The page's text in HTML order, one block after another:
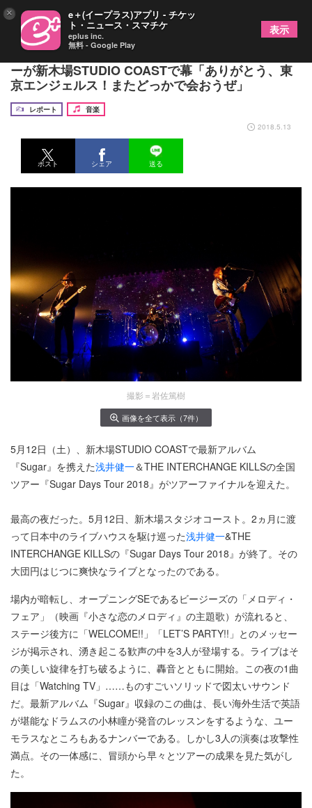
浅井健一＆THE INTERCHANGE KILLS、全国ツア
ーが新木場STUDIO COASTで幕「ありがとう、東
京エンジェルス！またどっかで会おうぜ」
レポート
音楽
2018.5.13
ポスト シェア 送る
撮影＝岩佐篤樹
画像を全て表示（7件）
5月12日（土）、新木場STUDIO COASTで最新アルバム
『Sugar』を携えた浅井健一＆THE INTERCHANGE KILLSの全国
ツアー『Sugar Days Tour 2018』がツアーファイナルを迎えた。
最高の夜だった。5月12日、新木場スタジオコースト。2ヵ月に渡
って日本中のライブハウスを駆け巡った浅井健一&THE
INTERCHANGE KILLSの『Sugar Days Tour 2018』が終了。その
大団円はじつに爽快なライブとなったのである。
場内が暗転し、オープニングSEであるビージーズの「メロディ・
フェア」（映画『小さな恋のメロディ』の主題歌）が流れると、
ステージ後方に「WELCOME!!」「LET’S PARTY!!」とのメッセー
ジが掲示され、湧き起こる歓声の中を3人が登場する。ライブはそ
の美しい旋律を打ち破るように、轟音とともに開始。この夜の1曲
目は「Watching TV」……ものすごいソリッドで図太いサウンド
だ。最新アルバム『Sugar』収録のこの曲は、長い海外生活で英語
が堪能なドラムスの小林瞳が発音のレッスンをするような、ユー
モラスなところもあるナンバーである。しかし3人の演奏は攻撃性
満点。その一体感に、冒頭から早々とツアーの成果を見た気がし
た。
× e＋(イープラス)アプリ - チケッ
ト・ニュース・スマチケ
eplus inc.
無料 - Google Play
表示